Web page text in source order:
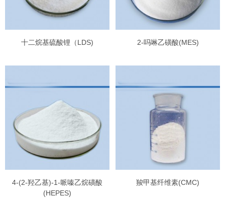
十二烷基硫酸锂（LDS) 2-吗啉乙磺酸(MES)
4-(2-羟乙基)-1-哌嗪乙烷磺酸
(HEPES)
羧甲基纤维素(CMC)